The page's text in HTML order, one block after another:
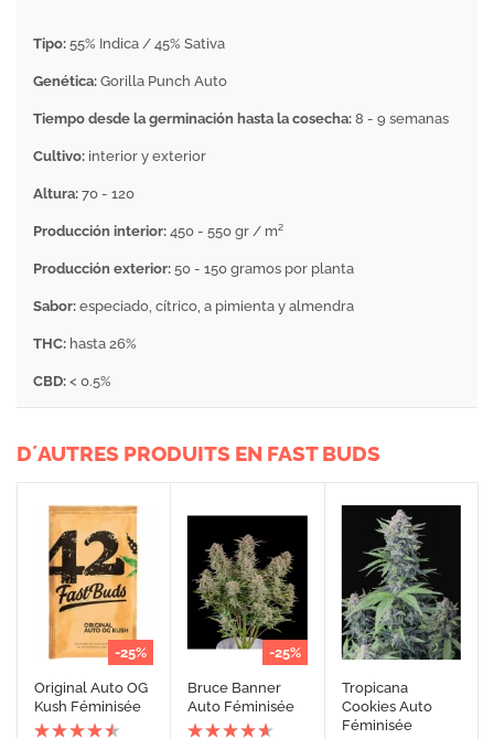
Tipo: 55% Indica / 45% Sativa
Genética: Gorilla Punch Auto
Tiempo desde la germinación hasta la cosecha: 8 - 9 semanas
Cultivo: interior y exterior
Altura: 70 - 120
Producción interior: 450 - 550 gr / m²
Producción exterior: 50 - 150 gramos por planta
Sabor: especiado, cítrico, a pimienta y almendra
THC: hasta 26%
CBD: < 0.5%
D´AUTRES PRODUITS EN FAST BUDS
-25%
Original Auto OG
Kush Féminisée
-25%
Bruce Banner
Auto Féminisée
Tropicana
Cookies Auto
Féminisée